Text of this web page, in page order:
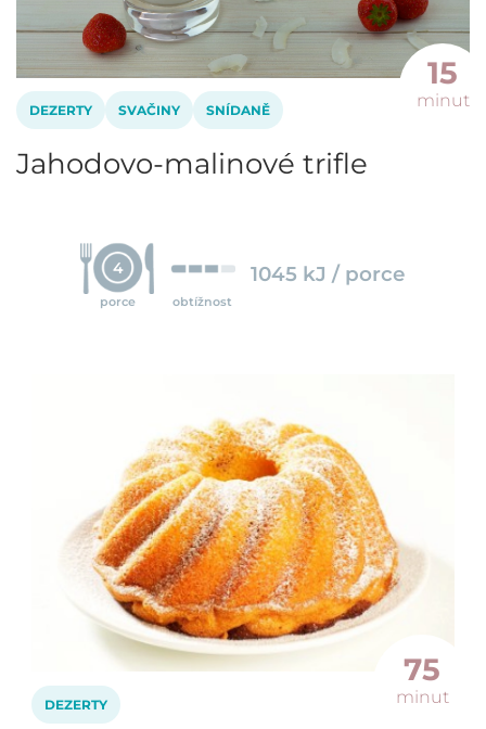
DEZERTY SVAČINY SNÍDANĚ
Jahodovo-malinové trifle
4
porce obtížnost
1045 kJ / porce
15
minut
75
minut
DEZERTY